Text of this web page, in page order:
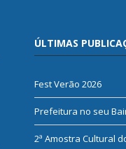
ÚLTIMAS
Fest Verão 2026
Prefeitura no seu
2ª Amostra Cultural